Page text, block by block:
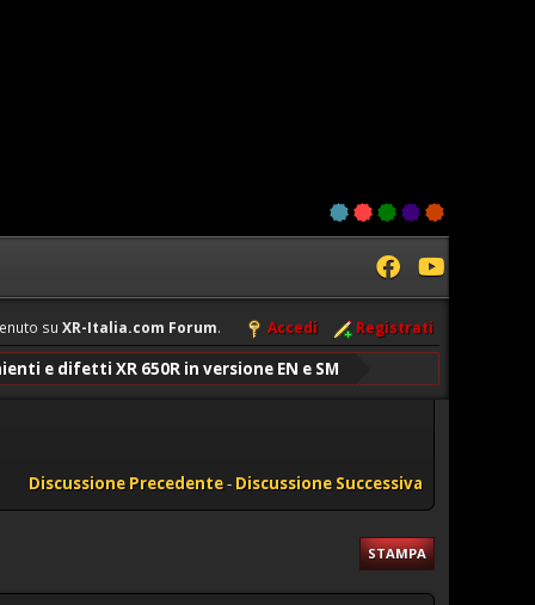
su XR-Italia.com Forum. Accedi Registrati
e difetti XR 650R in versione EN e SM
Discussione Precedente- Discussione Successiva
STAMPA